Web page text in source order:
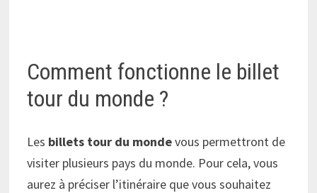
Comment fonctionne le billet
tour du monde ?
Les billets tour du mondevous permettront de
visiter plusieurs pays du monde. Pour cela, vous
aurez à préciser l’itinéraire que vous souhaitez